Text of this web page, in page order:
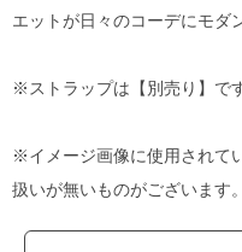
エットが日々のコーデにモダ
※ストラップは【別売り】です
※イメージ画像に使用されて
扱いが無いものがございます